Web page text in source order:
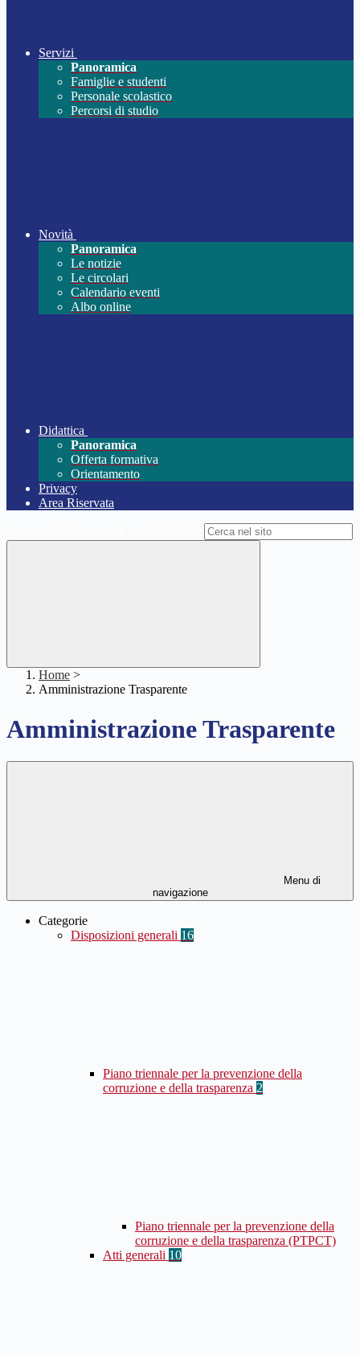
Servizi
Panoramica
Famiglie e studenti
Personale scolastico
Percorsi di studio
Novità
Panoramica
Le notizie
Le circolari
Calendario eventi
Albo online
Didattica
Panoramica
Offerta formativa
Orientamento
Privacy
Area Riservata
Home >
Amministrazione Trasparente
Amministrazione Trasparente
Menu di
navigazione
Categorie
Disposizioni generali 16
Piano triennale per la prevenzione della
corruzione e della trasparenza 2
Piano triennale per la prevenzione della
corruzione e della trasparenza (PTPCT)
Atti generali 10